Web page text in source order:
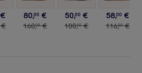
€
€
80,00 €
160,00 €
50,00 €
100,00 €
58,00 €
116,00 €